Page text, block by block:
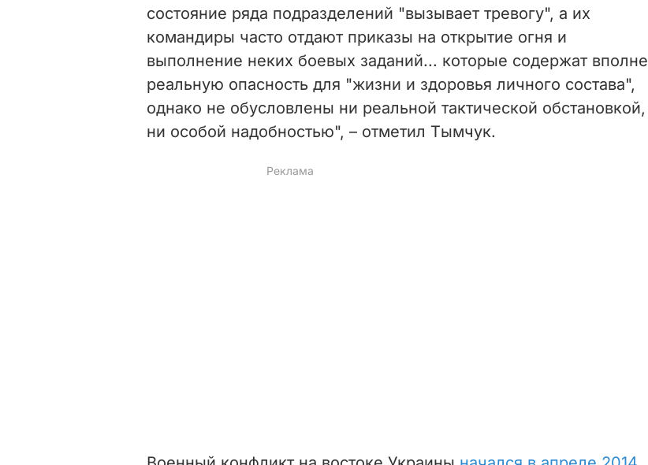
состояние ряда подразделений "вызывает тревогу", а их
командиры часто отдают приказы на открытие огня и
выполнение неких боевых заданий... которые содержат вполне
реальную опасность для "жизни и здоровья личного состава",
однако не обусловлены ни реальной тактической обстановкой,
ни особой надобностью", – отметил Тымчук.